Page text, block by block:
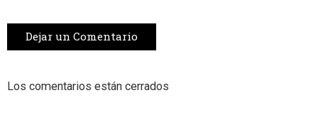
Dejar un Comentario
Los comentarios están cerrados